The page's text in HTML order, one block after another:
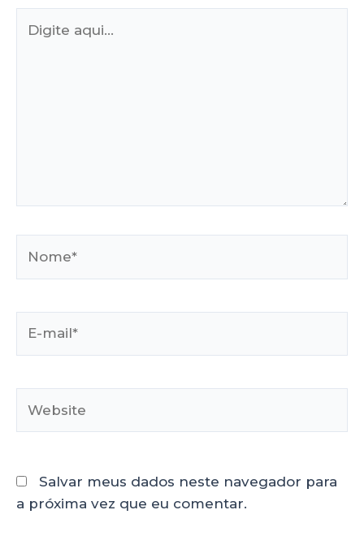
Salvar meus dados neste navegador para
a próxima vez que eu comentar.